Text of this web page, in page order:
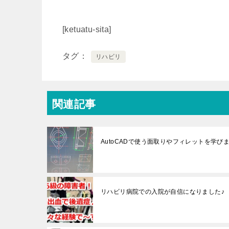
[ketuatu-sita]
タグ リハビリ
関連記事
AutoCADで使う面取りやフィレットを学び
リハビリ病院での入院が自信になりました♪